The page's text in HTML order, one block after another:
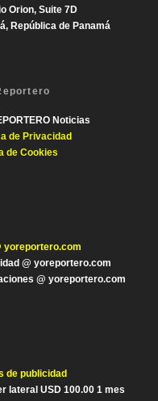
Orion, Suite 7D
de Panamá
Noticias
de Privacidad
de Cookies
yoreportero.com
@ yoreportero.com
@ yoreportero.com
de publicidad
lateral USD 100.00 1 mes